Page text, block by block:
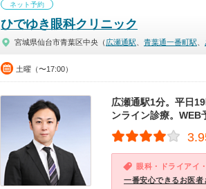
ネット予約
ひでゆき眼科クリニック
宮城県仙台市青葉区中央（ 広瀬通駅 青葉通一番町駅
土曜（〜17:00）
広瀬通駅1分。平日
ンライン診療。WEB
眼科・ドライアイ
一番安心できるお医者